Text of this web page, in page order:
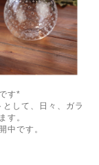
す*
として、日々、ガラ
す。
中です。